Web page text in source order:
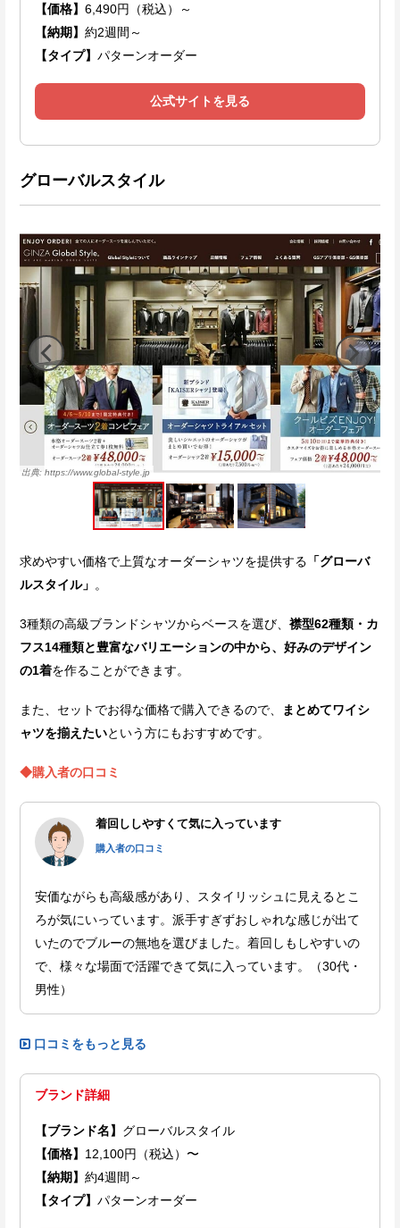
【価格】 6,490円（税込）～
【納期】 約2週間～
【タイプ】 パターンオーダー
公式サイトを見る
グローバルスタイル
https://www.global-style.jp
求めやすい価格で上質なオーダーシャツを提供する 「グローバ
ルスタイル」 。
3種類の高級ブランドシャツからベースを選び、 襟型62種類・カ
フス14種類と豊富なバリエーションの中から、好みのデザイン
の1着を作ることができます。
また、セットでお得な価格で購入できるので、
まとめてワイシ
ャツを揃えたいという方にもおすすめです。
◆購入者の口コミ
着回ししやすくて気に入っています
購入者の口コミ
安価ながらも高級感があり、スタイリッシュに見えるとこ
ろが気にいっています。派手すぎずおしゃれな感じが出て
いたのでブルーの無地を選びました。着回しもしやすいの
で、様々な場面で活躍できて気に入っています。（30代・
男性）
口コミをもっと見る
ブランド詳細
【ブランド名】 グローバルスタイル
【価格】 12,100円（税込）〜
【納期】 約4週間～
【タイプ】 パターンオーダー